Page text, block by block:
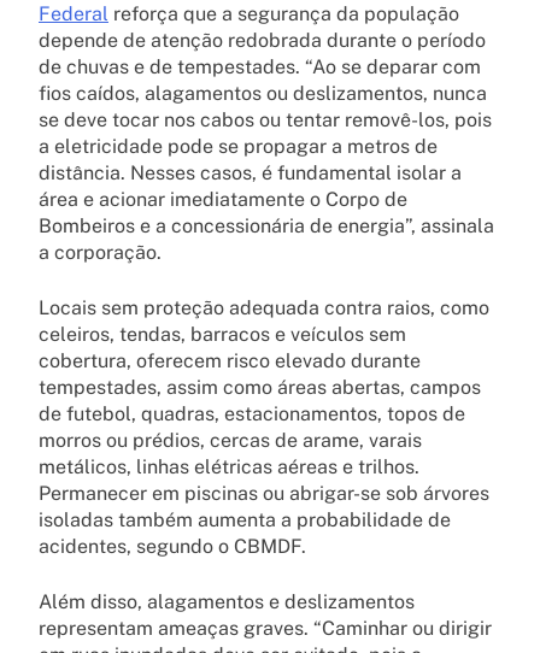
Federal reforça que a segurança da população
depende de atenção redobrada durante o período
de chuvas e de tempestades. “Ao se deparar com
fios caídos, alagamentos ou deslizamentos, nunca
se deve tocar nos cabos ou tentar removê-los, pois
a eletricidade pode se propagar a metros de
distância. Nesses casos, é fundamental isolar a
área e acionar imediatamente o Corpo de
Bombeiros e a concessionária de energia”, assinala
a corporação.
Locais sem proteção adequada contra raios, como
celeiros, tendas, barracos e veículos sem
cobertura, oferecem risco elevado durante
tempestades, assim como áreas abertas, campos
de futebol, quadras, estacionamentos, topos de
morros ou prédios, cercas de arame, varais
metálicos, linhas elétricas aéreas e trilhos.
Permanecer em piscinas ou abrigar-se sob árvores
isoladas também aumenta a probabilidade de
acidentes, segundo o CBMDF.
Além disso, alagamentos e deslizamentos
representam ameaças graves. “Caminhar ou dirigir